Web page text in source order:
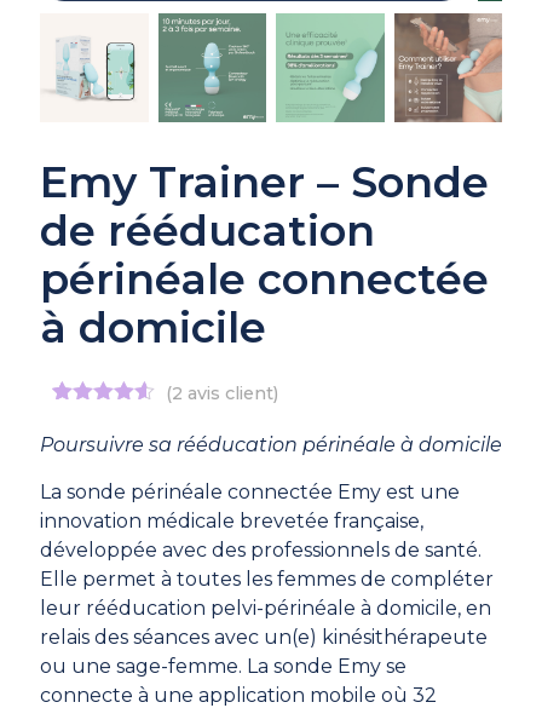
Emy Trainer – Sonde
de rééducation
périnéale connectée
à domicile
sur 5
basé sur
client
(2 avis client)
Poursuivre sa rééducation périnéale à domicile
La sonde périnéale connectée Emy est une
innovation médicale brevetée française,
développée avec des professionnels de santé.
Elle permet à toutes les femmes de compléter
leur rééducation pelvi-périnéale à domicile, en
relais des séances avec un(e) kinésithérapeute
ou une sage-femme. La sonde Emy se
connecte à une application mobile où 32